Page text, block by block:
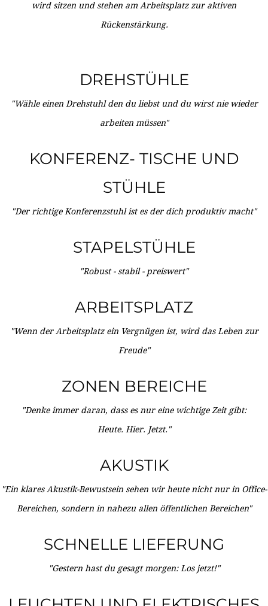
wird sitzen und stehen am Arbeitsplatz zur aktiven
Rückenstärkung.
DREHSTÜHLE
"Wähle einen Drehstuhl den du liebst und du wirst nie wieder
arbeiten müssen"
KONFERENZ- TISCHE UND
STÜHLE
"Der richtige Konferenzstuhl ist es der dich produktiv macht"
STAPELSTÜHLE
"Robust - stabil - preiswert"
ARBEITSPLATZ
"Wenn der Arbeitsplatz ein Vergnügen ist, wird das Leben zur
Freude"
ZONEN BEREICHE
"Denke immer daran, dass es nur eine wichtige Zeit gibt:
Heute. Hier. Jetzt."
AKUSTIK
"Ein klares Akustik-Bewustsein sehen wir heute nicht nur in Office-
Bereichen, sondern in nahezu allen öffentlichen Bereichen"
SCHNELLE LIEFERUNG
"Gestern hast du gesagt morgen: Los jetzt!"